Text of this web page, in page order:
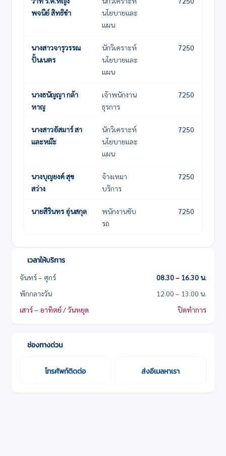
พจนีย์ สิทธิขำ
นโยบายและ
แผน
นางสาวจารุวรรณ
ปั้นเนตร
นักวิเคราะห์
นโยบายและ
แผน
7250
นางธนัญญา กล้า
หาญ
เจ้าพนักงาน
ธุรการ
7250
นางสาวอัสมาร์ สา
และหม๊ะ
นักวิเคราะห์
นโยบายและ
แผน
7250
นางบุญยงค์ สุข
สว่าง
จ้างเหมา
บริการ
7250
นายสิรินทร อุ่นสกุล
พนักงานขับ
รถ
7250
เวลาให้บริการ
จันทร์ – ศุกร์
08.30 – 16.30 น.
พักกลางวัน
12.00 – 13.00 น.
เสาร์ – อาทิตย์ / วันหยุด
ปิดทำการ
ช่องทางด่วน
โทรศัพท์ติดต่อ ส่งอีเมลหาเรา